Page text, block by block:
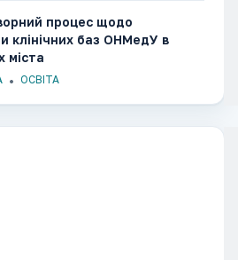
процес щодо
клінічних баз ОНМедУ в
міста
ОСВІТА